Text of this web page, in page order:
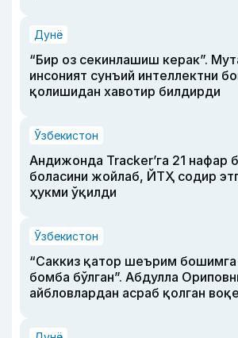
Дунё
“Бир оз секинлашиш керак”.
инсоният сунъий интеллектни
қолишидан хавотир билдирди
Ўзбекистон
Андижонда Tracker’га 21 нафар
боласини жойлаб, ЙТҲ содир
ҳукми ўқилди
Ўзбекистон
“Саккиз қатор шеърим бошимга
бомба бўлган”. Абдулла
айбловлардан асраб қолган